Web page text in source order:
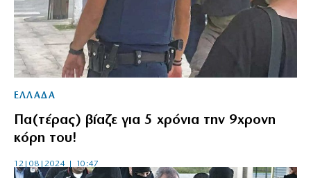
ΕΛΛΑΔΑ
Πα(τέρας) βίαζε για 5 χρόνια την 9χρονη
κόρη του!
12|08|2024 | 10:47